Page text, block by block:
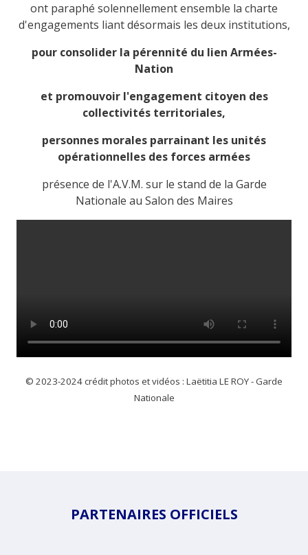
ont paraphé solennellement ensemble la charte
d'engagements liant désormais les deux institutions,
pour consolider la pérennité du lien Armées-
Nation
et promouvoir l'engagement citoyen des
collectivités territoriales,
personnes morales parrainant les unités
opérationnelles des forces armées
présence de l'A.V.M. sur le stand de la Garde
Nationale au Salon des Maires
© 2023-2024 crédit photos et vidéos : Laëtitia LE ROY - Garde
Nationale
PARTENAIRES OFFICIELS